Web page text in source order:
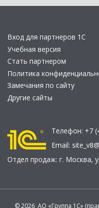
Вход для партнеров 1С
Учебная версия
Стать партнером
Политика
Замечания по сайту
Другие сайты
Телефон: +7
Email:
Отдел продаж: г. Москва,
© 2026 АО «Группа 1С»